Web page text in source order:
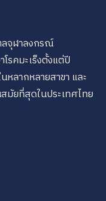
ลจุฬาลงกรณ์
โรคมะเร็งตั้งแต่ปี
ลากหลายสาขา และ
มัยที่สุดในประเทศไทย